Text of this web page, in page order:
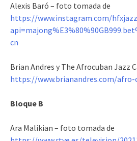
Alexis Baró – foto tomada de
https://www.instagram.com/
cn
Brian Andres y The Afrocuban Jazz
https://www.brianandres.com/
Bloque B
Ara Malikian – foto tomada de